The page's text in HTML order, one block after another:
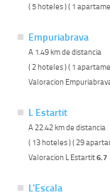
( 5 hoteles ) ( 1
Empuriabrava
A 1.49 km de distancia
( 2 hoteles ) ( 1
Valoracion
L Estartit
A 22.42 km de distancia
( 13 hoteles ) ( 29
Valoracion L Estartit6.7
L'Escala